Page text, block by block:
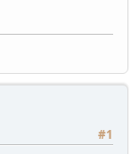
#1